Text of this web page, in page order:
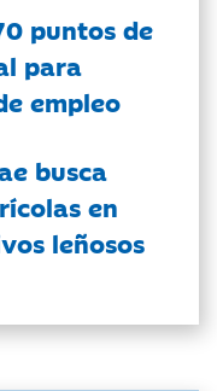
puntos de
para
empleo
busca
en
leñosos